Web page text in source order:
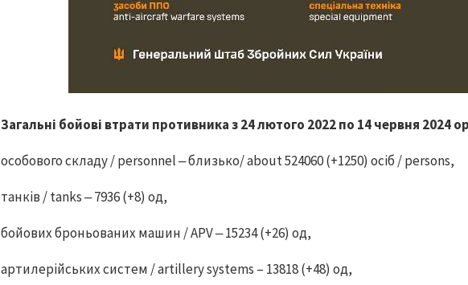
Загальні бойові втрати противника з 24 лютого 2022 по 14 червня 2024
особового складу / personnel ‒ близько/ about 524060 (+1250) осіб / persons,
танків / tanks ‒ 7936 (+8) од,
бойових броньованих машин / APV ‒ 15234 (+26) од,
артилерійських систем / artillery systems – 13818 (+48) од,